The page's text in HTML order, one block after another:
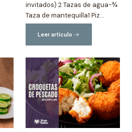
invitados) 2 Tazas de agua-¾
Taza de mantequilla1 Piz...
Leer artículo